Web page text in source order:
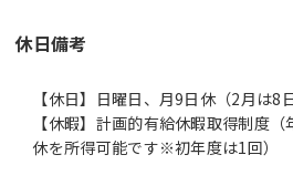
休日備考
【休日】日曜日、月9日休（2月は8日
【休暇】計画的有給休暇取得制度
休を所得可能です※初年度は1回）